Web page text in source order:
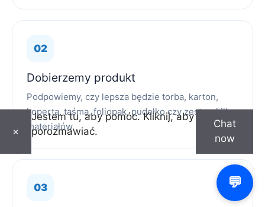
Dobierzemy produkt
Podpowiemy, czy lepsza będzie torba, karton,
koperta, taśma, foliopak, pudełko czy zestaw kilku
materiałów.
×
Jestem tu, aby pomóc. Kliknij, aby
porozmawiać.
Chat
now